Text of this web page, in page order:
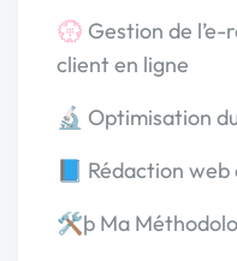
💮 Gestion de
client en ligne
🔬 Optimisation
📘 Rédaction
🛠þ Ma